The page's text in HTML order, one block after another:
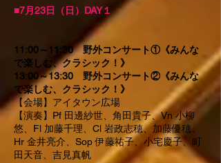
■7月23日（日）DAY１
11:00～11:30 野外コンサート①《みんな
で楽しむ、クラシック！》
13:00～13:30 野外コン サート②《みんな
で楽しむ、クラシック！》
【会場】アイタウン広場
【演奏】Pf 田邊紗世、 角田貴子、Vn 小柳
悠、Fl 加藤千理、Cl 岩政志穂、加藤優穂、
Hr 金井亮介、Sop 伊藤祐子、小宅慶子、町
田天音、吉見真帆